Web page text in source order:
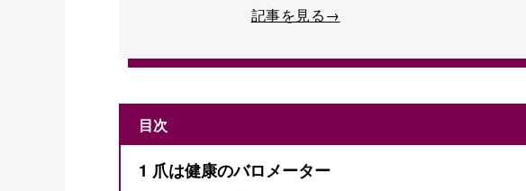
記事を見る→
目次
1 爪は健康のバロメーター